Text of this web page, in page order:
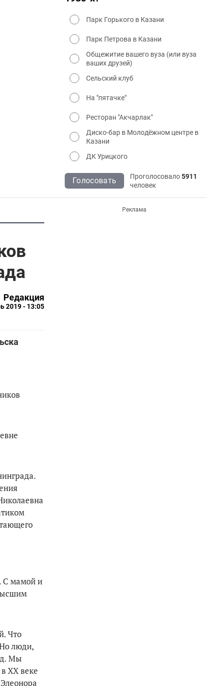
Парк Горького в Казани
Парк Петрова в Казани
Общежитие вашего вуза (или вуза
ваших друзей)
Сельский клуб
На "пятачке"
Ресторан "Акчарлак"
Диско-бар в Молодёжном центре в
Казани
ДК Урицкого
Голосовать Проголосовало5911
человек
Редакция
2019 - 13:05
С мамой и
Что
люди,
Мы
XX веке
Реклама